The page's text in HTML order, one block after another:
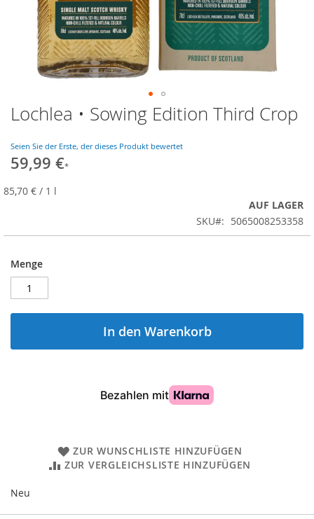
Zum
Anfang
Bildgalerie
springen
Lochlea • Sowing Edition Third Crop
Seien Sie der Erste, der dieses Produkt bewertet
59,99 €
85,70 € / 1 l
AUF LAGER
SKU
5065008253358
Menge
In den Warenkorb
ZUR WUNSCHLISTE HINZUFÜGEN
ZUR VERGLEICHSLISTE HINZUFÜGEN
Neu